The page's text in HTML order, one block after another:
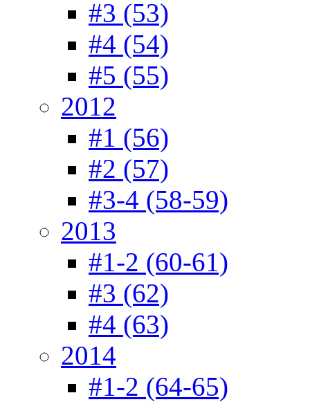
#3 (53)
#4 (54)
#5 (55)
2012
#1 (56)
#2 (57)
#3-4 (58-59)
2013
#1-2 (60-61)
#3 (62)
#4 (63)
2014
#1-2 (64-65)